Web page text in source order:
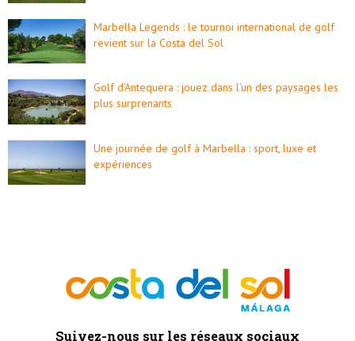
Marbella Legends : le tournoi international de golf
revient sur la Costa del Sol
Golf d’Antequera : jouez dans l’un des paysages les
plus surprenants
Une journée de golf à Marbella : sport, luxe et
expériences
Suivez-nous sur les réseaux sociaux